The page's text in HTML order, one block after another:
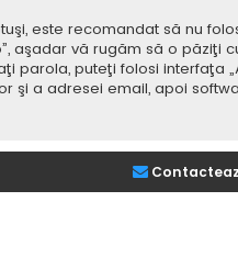
este recomandat să nu
aşadar vă rugăm să o păziţi
parola, puteţi folosi interfaţa
şi a adresei email, apoi